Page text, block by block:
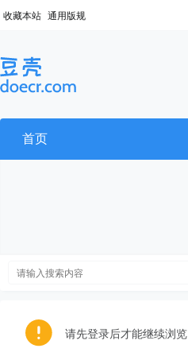
收藏本站 通用版规
首页
请先登录后才能继续浏览